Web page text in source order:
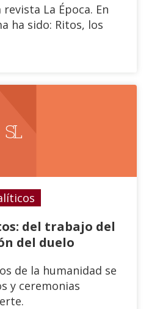
La Época. En
ha sido: Ritos, los
SL
del trabajo del
del duelo
de la humanidad se
y ceremonias